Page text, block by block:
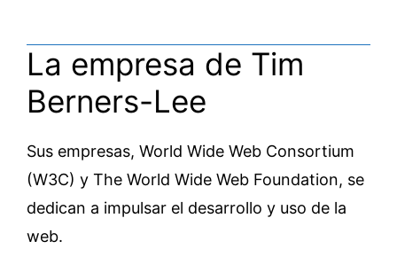
La empresa de Tim
Berners-Lee
Sus empresas, World Wide Web Consortium
(W3C) y The World Wide Web Foundation, se
dedican a impulsar el desarrollo y uso de la
web.